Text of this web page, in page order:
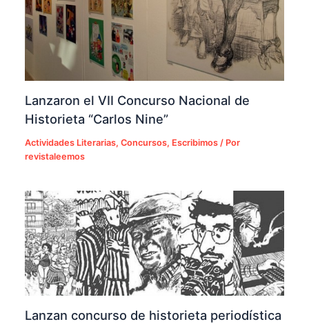
Lanzaron el VII Concurso Nacional de
Historieta “Carlos Nine”
Actividades Literarias,Concursos, Escribimos / Por
revistaleemos
Lanzan concurso de historieta periodística